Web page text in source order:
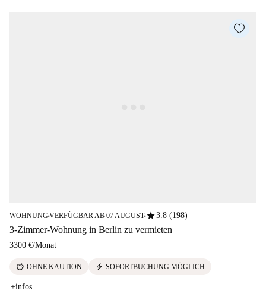
WOHNUNG■VERFÜGBAR AB 07 AUGUST■star3.8 (198)
3-Zimmer-Wohnung in Berlin zu vermieten
3300 €/Monat
savings OHNE KAUTION electric_bolt SOFORTBUCHUNG MÖGLICH
+infos